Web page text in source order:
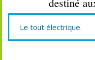
Le tout électrique.